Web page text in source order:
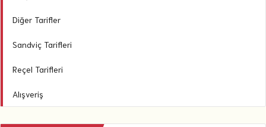
Diğer Tarifler
Sandviç Tarifleri
Reçel Tarifleri
Alışveriş